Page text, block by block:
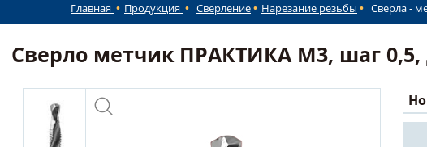
Главная Продукция Сверление Нарезание резьбы Сверла -
Сверло метчик ПРАКТИКА М3, шаг 0,5,